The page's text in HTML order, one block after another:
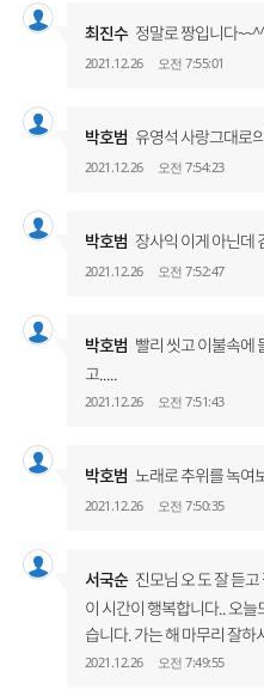
최진수 정말로 짱입니다
2021.12.26 오전 7:55:01
박호범 유영석 사랑그대로
2021.12.26 오전 7:54:23
박호범 장사익 이게 아닌데
2021.12.26 오전 7:52:47
박호범 빨리 씻고 이불속에
고.....
2021.12.26 오전 7:51:43
박호범 노래로 추위를 녹여
2021.12.26 오전 7:50:35
서국순 진모님 오 도 잘 듣
이 시간이 행복합니다.. 오
습니다. 가는 해 마무리 잘
2021.12.26 오전 7:49:55